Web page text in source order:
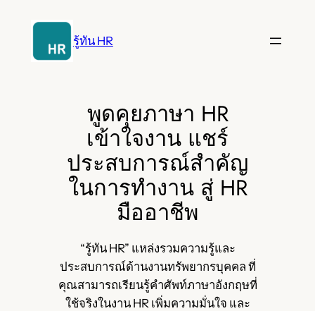
รู้ทัน HR
พูดคุยภาษา HR
เข้าใจงาน แชร์
ประสบการณ์สำคัญ
ในการทำงาน สู่ HR
มืออาชีพ
“รู้ทัน HR” แหล่งรวมความรู้และ
ประสบการณ์ด้านงานทรัพยากรบุคคล ที่
คุณสามารถเรียนรู้คำศัพท์ภาษาอังกฤษที่
ใช้จริงในงาน HR เพิ่มความมั่นใจ และ